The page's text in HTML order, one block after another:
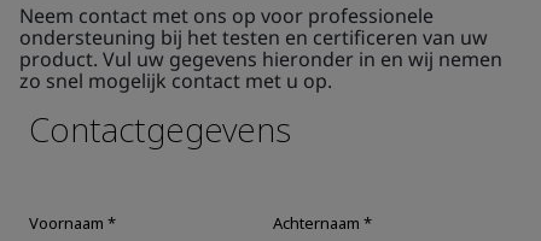
Neem contact met ons op voor professionele
ondersteuning bij het testen en certificeren van uw
product. Vul uw gegevens hieronder in en wij nemen
zo snel mogelijk contact met u op.